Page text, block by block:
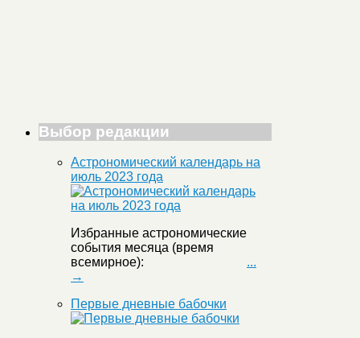
Выбор редакции
Астрономический календарь на
июль 2023 года
Избранные астрономические
события месяца (время
всемирное): ...
→
Первые дневные бабочки